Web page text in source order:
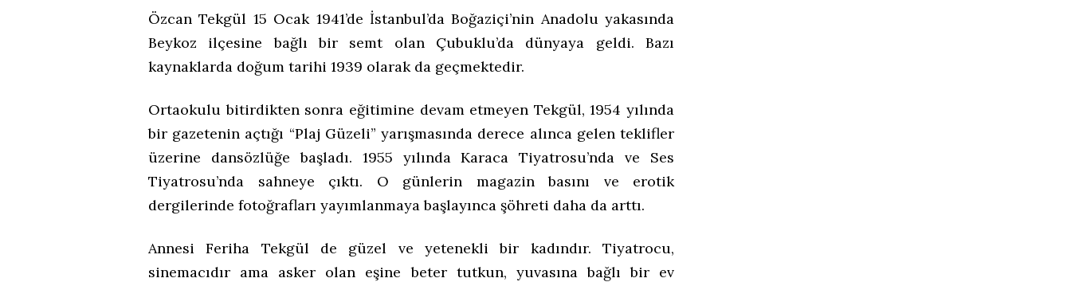
Özcan Tekgül 15 Ocak 1941’de İstanbul’da Boğaziçi’nin Anadolu yakasında
Beykoz ilçesine bağlı bir semt olan Çubuklu’da dünyaya geldi. Bazı
kaynaklarda doğum tarihi 1939 olarak da geçmektedir.
Ortaokulu bitirdikten sonra eğitimine devam etmeyen Tekgül, 1954 yılında
bir gazetenin açtığı “Plaj Güzeli” yarışmasında derece alınca gelen teklifler
üzerine dansözlüğe başladı. 1955 yılında Karaca Tiyatrosu’nda ve Ses
Tiyatrosu’nda sahneye çıktı. O günlerin magazin basını ve erotik
dergilerinde fotoğrafları yayımlanmaya başlayınca şöhreti daha da arttı.
Annesi Feriha Tekgül
de güzel ve yetenekli bir kadındır. Tiyatrocu,
sinemacıdır ama asker olan eşine beter tutkun, yuvasına bağlı bir ev